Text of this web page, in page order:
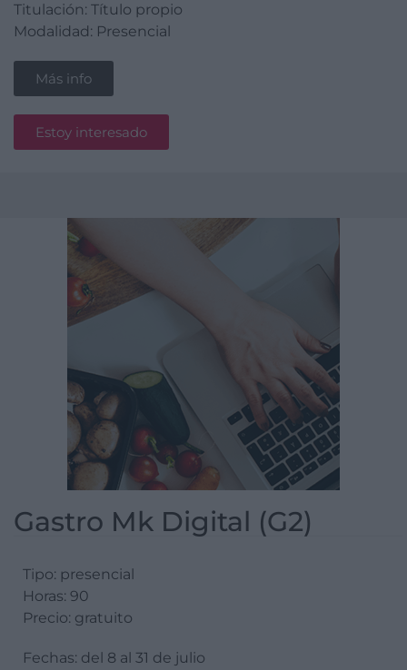
Titulación: Título propio
Modalidad: Presencial
Más info
Estoy interesado
Gastro Mk Digital (G2)
Tipo: presencial
Horas: 90
Precio: gratuito
Fechas: del 8 al 31 de julio